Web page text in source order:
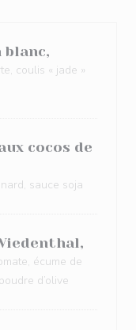
blanc,
coulis « jade »
cocos de
sauce soja
écume de
d’olive